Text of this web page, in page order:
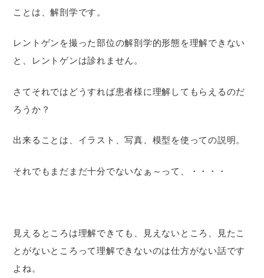
ことは、解剖学です。
レントゲンを撮った部位の解剖学的形態を理解できない
と、レントゲンは診れません。
さてそれではどうすれば患者様に理解してもらえるのだ
ろうか？
出来ることは、イラスト、写真、模型を使っての説明。
それでもまだまだ十分でないなぁ～って、・・・・
見えるところは理解できても、見えないところ、見たこ
とがないところって理解できないのは仕方がない話です
よね。